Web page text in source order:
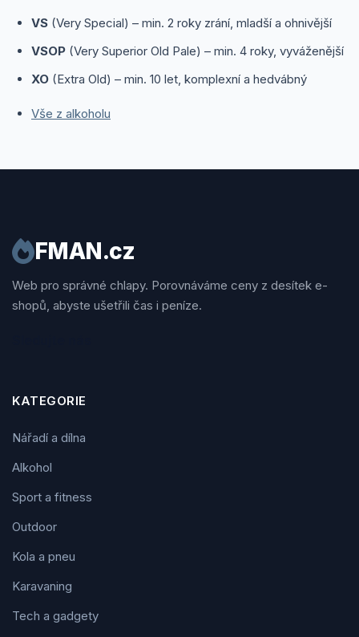
VS (Very Special) – min. 2 roky zrání, mladší a ohnivější
VSOP (Very Superior Old Pale) – min. 4 roky, vyváženější
XO (Extra Old) – min. 10 let, komplexní a hedvábný
Vše z alkoholu
FMAN.cz
Web pro správné chlapy. Porovnáváme ceny z desítek e-
shopů, abyste ušetřili čas i peníze.
KATEGORIE
Nářadí a dílna
Alkohol
Sport a fitness
Outdoor
Kola a pneu
Karavaning
Tech a gadgety